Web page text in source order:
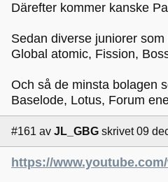
Därefter kommer kanske
Sedan diverse juniorer
Global atomic, Fission,
Och så de minsta bolagen
Baselode, Lotus, Forum
#161 av JL_GBG skrivet 09
https://